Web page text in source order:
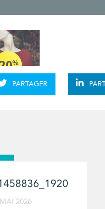
PARTAGER
2026